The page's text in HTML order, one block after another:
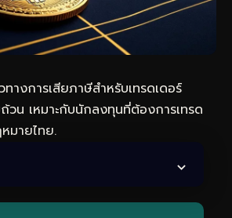
างการเสียภาษีสำหรับเทรดเดอร์
วน เหมาะกับนักลงทุนที่ต้องการเทรด
มายไทย.